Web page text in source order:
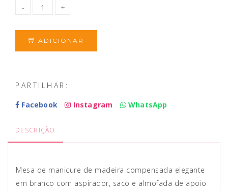
ADICIONAR
PARTILHAR:
Facebook
Instagram WhatsApp
DESCRIÇÃO
Mesa de manicure de madeira compensada elegante
em branco com aspirador, saco e almofada de apoio